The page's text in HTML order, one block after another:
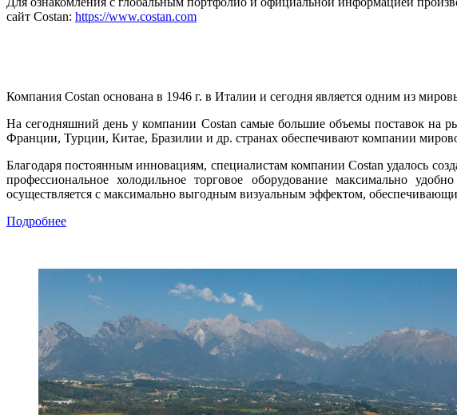
сайт Costan: https://www.costan.com
Компания Costan основана в 1946 г. в Италии и сегодня является одним из
На сегодняшний день у компании Costan самые большие объемы поставок на
Франции, Турции, Китае, Бразилии и др. странах обеспечивают компании
Благодаря постоянным инновациям, специалистам компании Costan удалось
профессиональное холодильное торговое оборудование максимально
осуществляется с максимально выгодным визуальным эффектом,
Подробнее